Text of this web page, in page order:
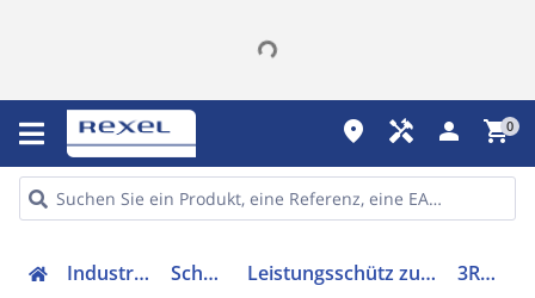
place handyman person shopping_cart0
Industriekomponenten Schütze & Relais Leistungsschütz zum Schalten von Wechselstrom 3RT20381SF30